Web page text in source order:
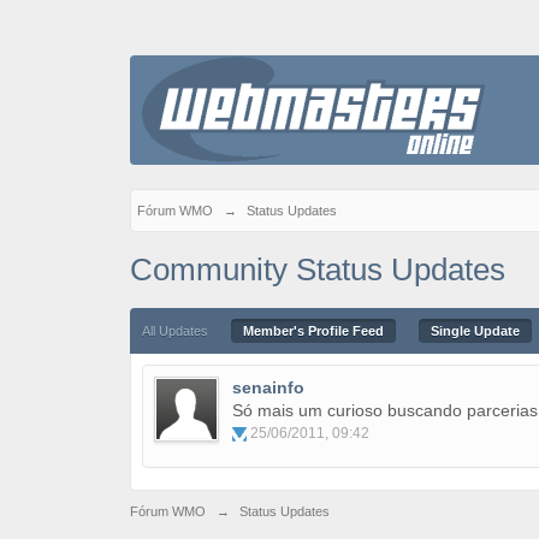
Fórum WMO → Status Updates
Community Status Updates
All Updates Member's Profile Feed Single Update
senainfo
Só mais um curioso buscando
25/06/2011, 09:42
Fórum WMO → Status Updates